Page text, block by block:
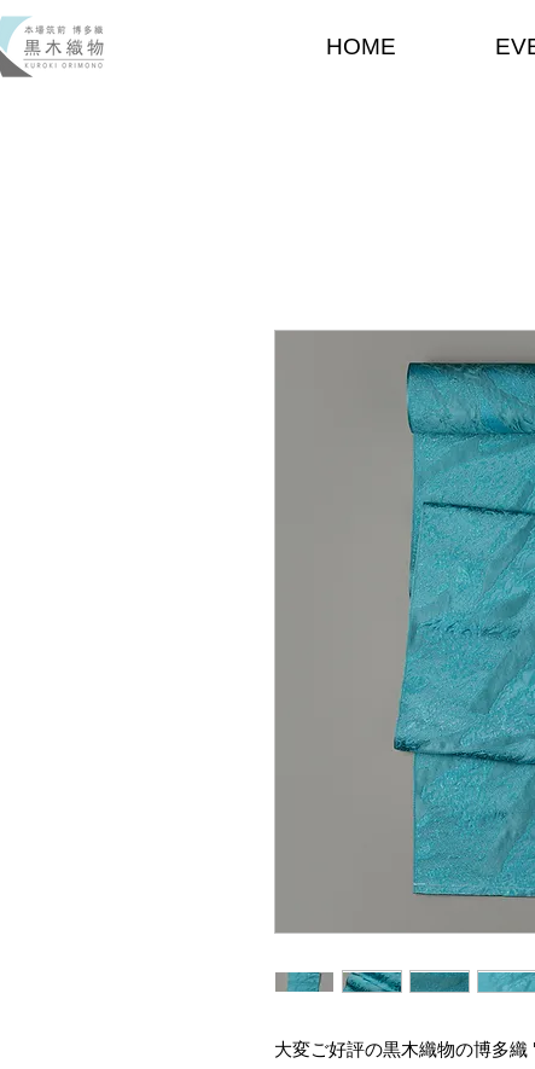
HOME
大変ご好評の黒木織物の博多織